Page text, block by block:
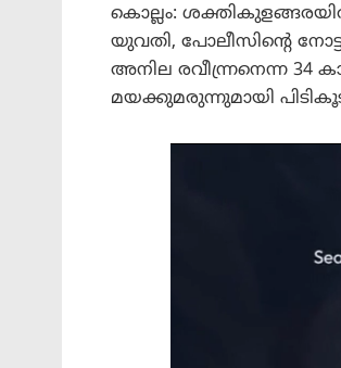
കൊല്ലം:
യുവതി, പോലീസിന്റെ
അനില രവീന്ന്രനെന്ന
മയക്കുമരുന്നുമായി